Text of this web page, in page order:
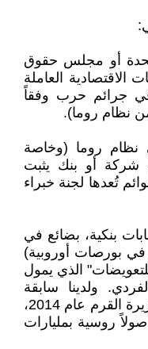
أو مجلس حقوق
الاقتصادية العاملة
جرائم حرب وفقاً
روما (وخاصة
شركة أو بنك يثبت
تُعدها لجنة خبراء
بنكية، بضائع في
في بورصات أوروبية)
الذي يمول
ولدينا سابقة
واضحة؛عندما ضمت روسيا شبه جزيرة القرم عام 2014،
روسية بمليارات